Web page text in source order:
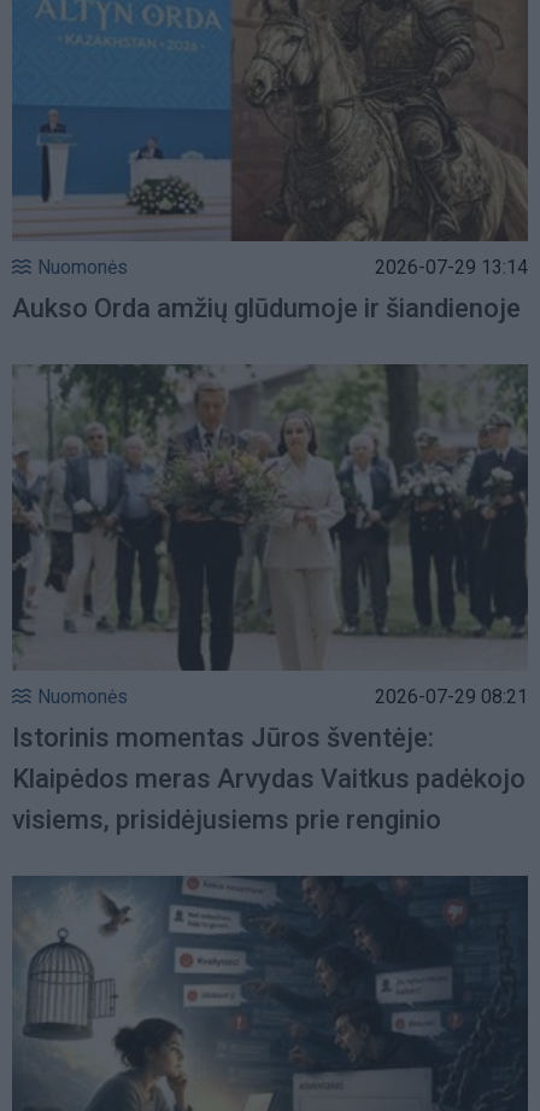
Nuomonės 2026-07-29 13:14
Aukso Orda amžių glūdumoje ir šiandienoje
Nuomonės 2026-07-29 08:21
Istorinis momentas Jūros šventėje:
Klaipėdos meras Arvydas Vaitkus padėkojo
visiems, prisidėjusiems prie renginio